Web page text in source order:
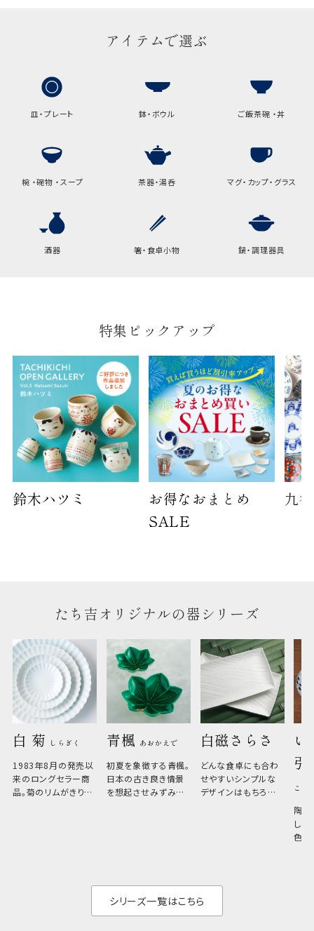
アイテムで選ぶ
皿・プレート 鉢・ボウル ご飯茶碗 ・丼
椀 ・碗物 ・スープ 茶器・湯呑 マグ・カップ・グラス
酒器 箸・食卓小物 鍋・調理器具
特集ピックアップ
鈴木ハツミ
お得なおまとめ
SALE
九
たち吉オリジナルの器シリーズ
白 菊 しらぎく
1983年8月の発売以
来のロングセラー商
品。菊のリムがきりっ
青楓 あおかえで
初夏を象徴する青楓。
日本の古き良き情景
を想起させみずみず
白磁さらさ
どんな食卓にも合わ
せやすいシンプルな
デザインはもちろん、
い
こひ
陶器
しい
色の
シリーズ一覧はこちら